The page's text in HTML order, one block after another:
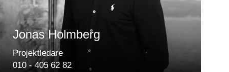
Jonas Holmberg
Projektledare
010 - 405 62 82